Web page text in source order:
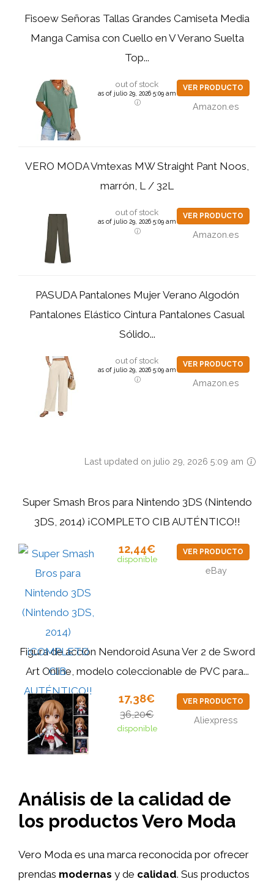
Fisoew Señoras Tallas Grandes Camiseta Media
Manga Camisa con Cuello en V Verano Suelta
Top...
out of stock
as of julio 29, 2026 5:09 am
VER PRODUCTO
Amazon.es
VERO MODA Vmtexas MW Straight Pant Noos,
marrón, L / 32L
out of stock
as of julio 29, 2026 5:09 am
VER PRODUCTO
Amazon.es
PASUDA Pantalones Mujer Verano Algodón
Pantalones Elástico Cintura Pantalones Casual
Sólido...
out of stock
as of julio 29, 2026 5:09 am
VER PRODUCTO
Amazon.es
Last updated on julio 29, 2026 5:09 am
Super Smash Bros para Nintendo 3DS (Nintendo
3DS, 2014) ¡COMPLETO CIB AUTÉNTICO!!
12,44€
disponible
VER PRODUCTO
eBay
Figura de acción Nendoroid Asuna Ver 2 de Sword
Art Online, modelo coleccionable de PVC para...
17,38€
36,20€
disponible
VER PRODUCTO
Aliexpress
Análisis de la calidad de
los productos Vero Moda
Vero Moda es una marca reconocida por ofrecer
prendas modernas y de calidad. Sus productos